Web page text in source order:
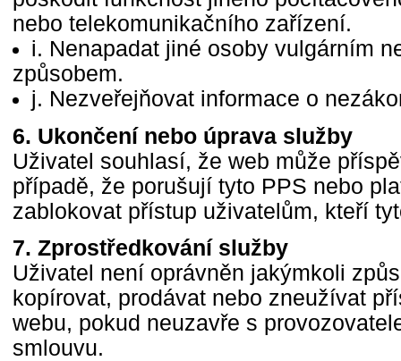
nebo telekomunikačního zařízení.
i. Nenapadat jiné osoby vulgárním
způsobem.
j. Nezveřejňovat informace o
6. Ukončení nebo úprava služby
Uživatel souhlasí, že web může
případě, že porušují tyto PPS nebo
zablokovat přístup uživatelům, kteří
7. Zprostředkování služby
Uživatel není oprávněn jakýmkoli
kopírovat, prodávat nebo zneužívat
webu, pokud neuzavře s
smlouvu.